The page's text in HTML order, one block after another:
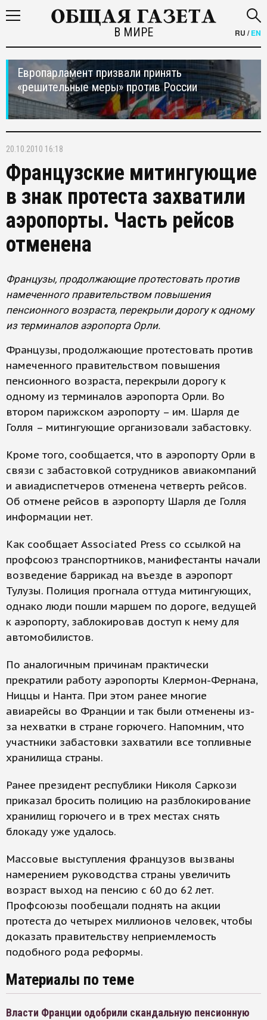
В МИРЕ RU /EN
Европарламент призвали принять
«решительные меры» против России
20.10.2010 16:18
Французские митингующие
в знак протеста захватили
аэропорты. Часть рейсов
отменена
Французы, продолжающие протестовать против
намеченного правительством повышения
пенсионного возраста, перекрыли дорогу к одному
из терминалов аэропорта Орли.
Французы, продолжающие протестовать против
намеченного правительством повышения
пенсионного возраста, перекрыли дорогу к
одному из терминалов аэропорта Орли. Во
втором парижском аэропорту – им. Шарля де
Голля – митингующие организовали забастовку.
Кроме того, сообщается, что в аэропорту Орли в
связи с забастовкой сотрудников авиакомпаний
и авиадиспетчеров отменена четверть рейсов.
Об отмене рейсов в аэропорту Шарля де Голля
информации нет.
Как сообщает Associated Press со ссылкой на
профсоюз транспортников, манифестанты начали
возведение баррикад на въезде в аэропорт
Тулузы. Полиция прогнала оттуда митингующих,
однако люди пошли маршем по дороге, ведущей
к аэропорту, заблокировав доступ к нему для
автомобилистов.
По аналогичным причинам практически
прекратили работу аэропорты Клермон-Фернана,
Ниццы и Нанта. При этом ранее многие
авиарейсы во Франции и так были отменены из-
за нехватки в стране горючего. Напомним, что
участники забастовки захватили все топливные
хранилища страны.
Ранее президент республики Николя Саркози
приказал бросить полицию на разблокирование
хранилищ горючего и в трех местах снять
блокаду уже удалось.
Массовые выступления французов вызваны
намерением руководства страны увеличить
возраст выход на пенсию с 60 до 62 лет.
Профсоюзы пообещали поднять на акции
протеста до четырех миллионов человек, чтобы
доказать правительству неприемлемость
подобного рода реформы.
Материалы по теме
Власти Франции одобрили скандальную пенсионную